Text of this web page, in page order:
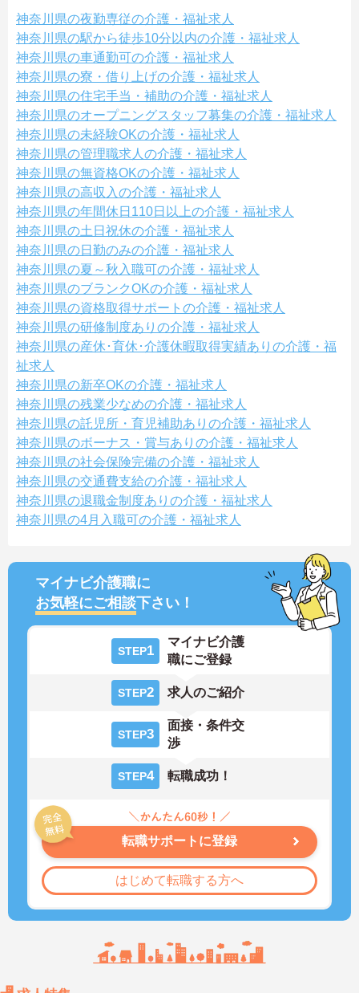
神奈川県の夜勤専従の介護・福祉求人
神奈川県の駅から徒歩10分以内の介護・福祉求人
神奈川県の車通勤可の介護・福祉求人
神奈川県の寮・借り上げの介護・福祉求人
神奈川県の住宅手当・補助の介護・福祉求人
神奈川県のオープニングスタッフ募集の介護・福祉求人
神奈川県の未経験OKの介護・福祉求人
神奈川県の管理職求人の介護・福祉求人
神奈川県の無資格OKの介護・福祉求人
神奈川県の高収入の介護・福祉求人
神奈川県の年間休日110日以上の介護・福祉求人
神奈川県の土日祝休の介護・福祉求人
神奈川県の日勤のみの介護・福祉求人
神奈川県の夏～秋入職可の介護・福祉求人
神奈川県のブランクOKの介護・福祉求人
神奈川県の資格取得サポートの介護・福祉求人
神奈川県の研修制度ありの介護・福祉求人
神奈川県の産休･育休･介護休暇取得実績ありの介護・福
祉求人
神奈川県の新卒OKの介護・福祉求人
神奈川県の残業少なめの介護・福祉求人
神奈川県の託児所・育児補助ありの介護・福祉求人
神奈川県のボーナス・賞与ありの介護・福祉求人
神奈川県の社会保険完備の介護・福祉求人
神奈川県の交通費支給の介護・福祉求人
神奈川県の退職金制度ありの介護・福祉求人
神奈川県の4月入職可の介護・福祉求人
マイナビ介護職に
お気軽にご相談下さい！
STEP1
マイナビ介護
職にご登録
STEP2 求人のご紹介
STEP3
面接・条件交
渉
STEP4 転職成功！
転職サポートに登録
はじめて転職する方へ